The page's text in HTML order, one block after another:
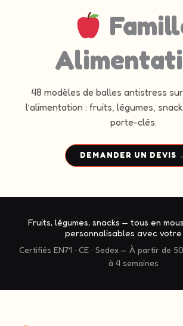
48 modèles de balles antistress
l’alimentation : fruits, légumes,
porte-clés.
DEMANDER UN DEVIS
Fruits, légumes, snacks — tous en
personnalisables avec
Certifiés EN71 · CE · Sedex — À partir de
à 4 semaines